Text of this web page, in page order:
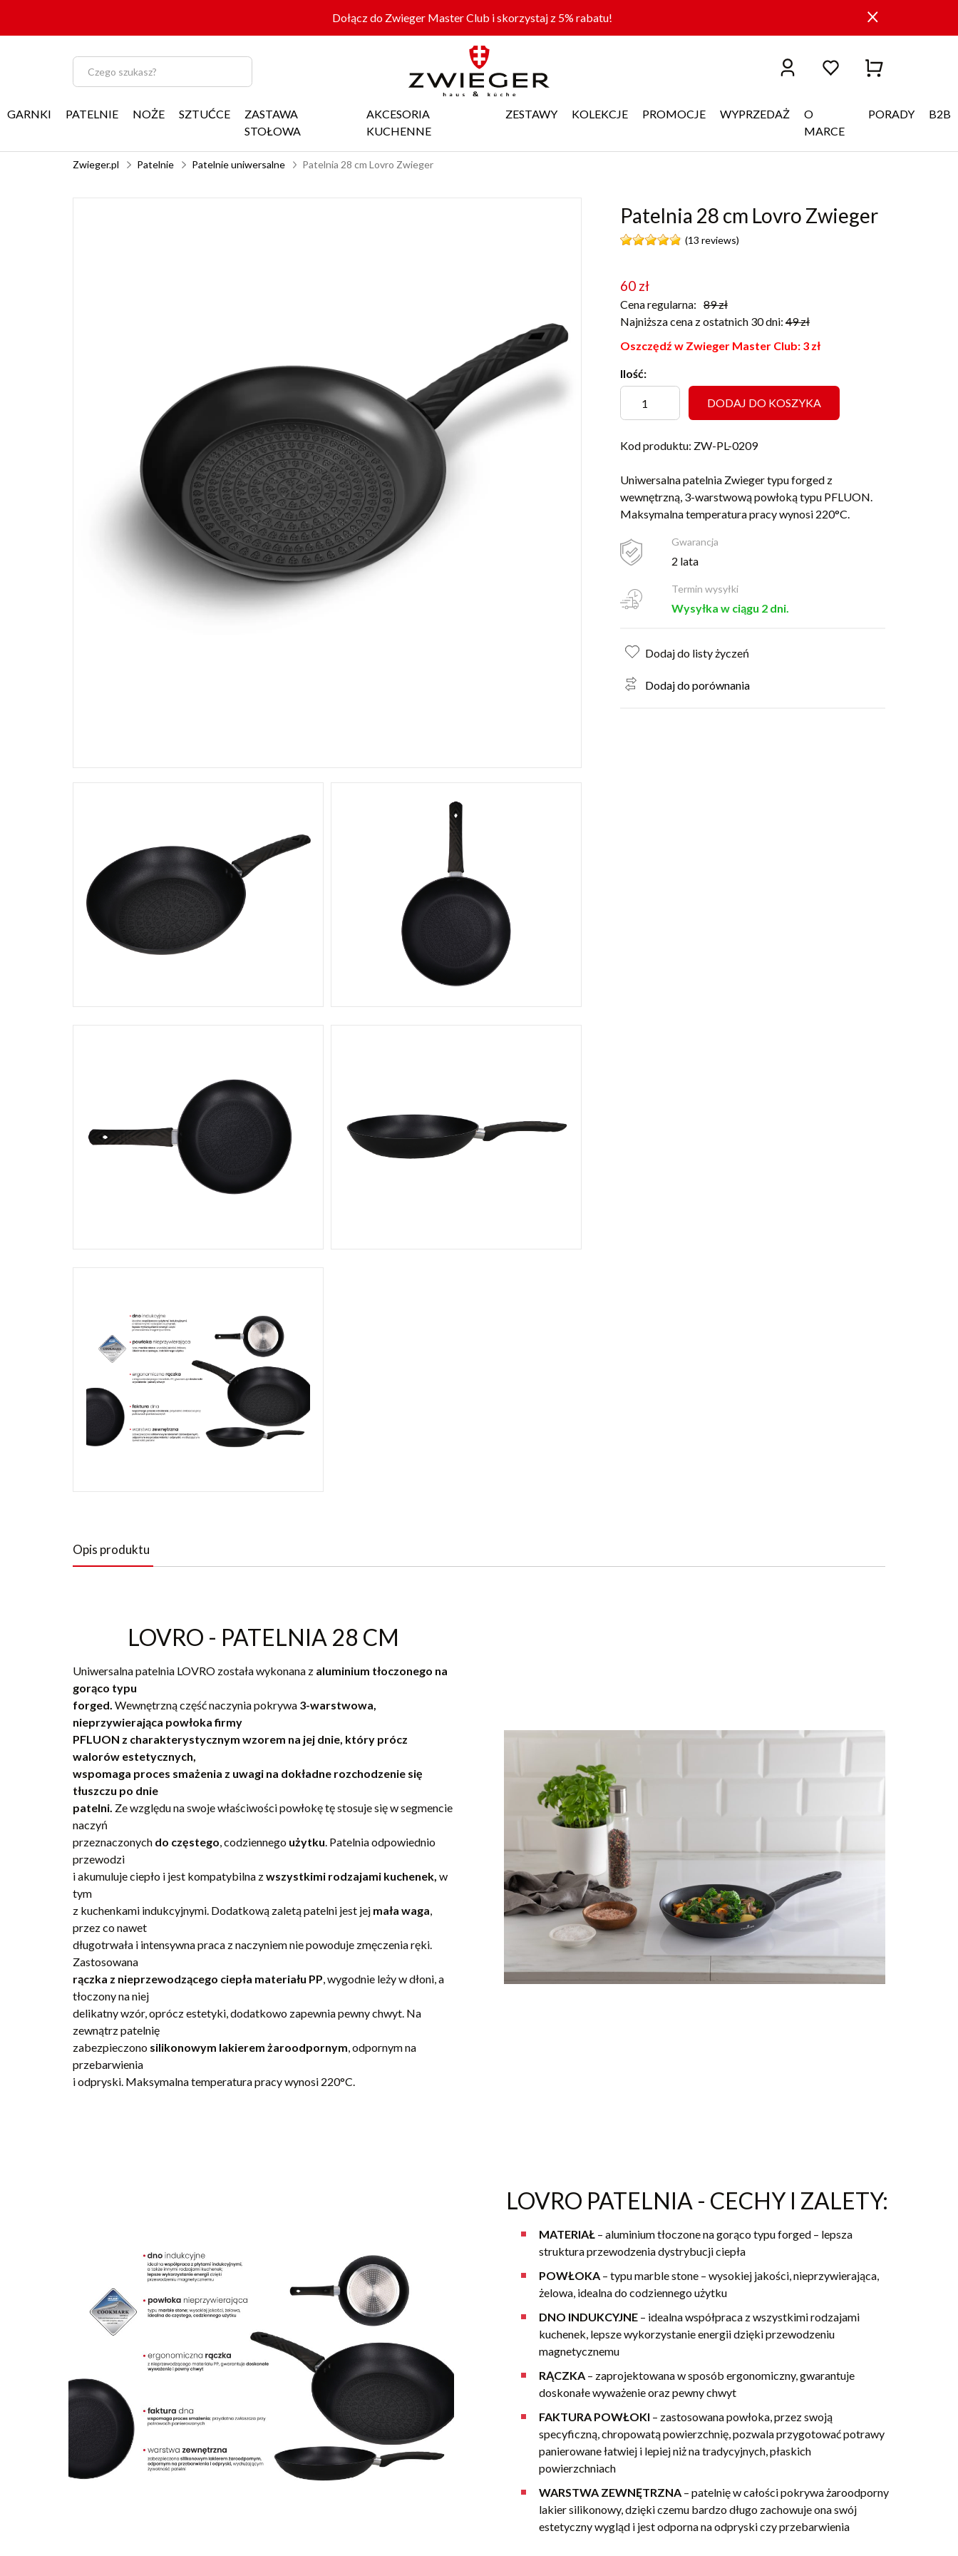
Dołącz do Zwieger Master Club i skorzystaj z 5% rabatu!
GARNKI PATELNIE NOŻE SZTUĆCE
ZASTAWA
STOŁOWA
AKCESORIA
KUCHENNE
ZESTAWY KOLEKCJE PROMOCJE WYPRZEDAŻ
O
MARCE
PORADY B2B
Zwieger.pl Patelnie Patelnie uniwersalne Patelnia 28 cm Lovro Zwieger
Patelnia 28 cm Lovro Zwieger
(13 reviews)
60 zł
Cena regularna: 89zł
Najniższa cena z ostatnich 30 dni: 49zł
Oszczędź w Zwieger Master Club: 3 zł
Ilość:
DODAJ DO KOSZYKA
Kod produktu: ZW-PL-0209
Uniwersalna patelnia Zwieger typu forged z
wewnętrzną, 3-warstwową powłoką typu PFLUON.
Maksymalna temperatura pracy wynosi 220°C.
Gwarancja
2 lata
Termin wysyłki
Wysyłka w ciągu 2 dni.
Dodaj do listy życzeń
Dodaj do porównania
Opis produktu
LOVRO - PATELNIA 28 CM
Uniwersalna patelnia LOVRO została wykonana z aluminium tłoczonego na
gorąco typu
forged. Wewnętrzną część naczynia pokrywa 3-warstwowa,
nieprzywierająca powłoka firmy
PFLUON z charakterystycznym wzorem na jej dnie, który prócz
walorów estetycznych,
wspomaga proces smażenia z uwagi na dokładne rozchodzenie się
tłuszczu po dnie
patelni. Ze względu na swoje właściwości powłokę tę stosuje się w segmencie
naczyń
przeznaczonych do częstego, codziennego użytku. Patelnia odpowiednio
przewodzi
i akumuluje ciepło i jest kompatybilna zwszystkimi rodzajami kuchenek, w
tym
z kuchenkami indukcyjnymi. Dodatkową zaletą patelni jest jej mała waga,
przez co nawet
długotrwała i intensywna praca z naczyniem nie powoduje zmęczenia ręki.
Zastosowana
rączka z nieprzewodzącego ciepła materiału PP, wygodnie leży w dłoni, a
tłoczony na niej
delikatny wzór, oprócz estetyki, dodatkowo zapewnia pewny chwyt. Na
zewnątrz patelnię
zabezpieczono silikonowym lakierem żaroodpornym, odpornym na
przebarwienia
i odpryski. Maksymalna temperatura pracy wynosi 220°C.
LOVRO PATELNIA - CECHY I ZALETY:
MATERIAŁ – aluminium tłoczone na gorąco typu forged – lepsza
struktura przewodzenia dystrybucji ciepła
POWŁOKA – typu marble stone – wysokiej jakości, nieprzywierająca,
żelowa, idealna do codziennego użytku
DNO INDUKCYJNE – idealna współpraca z wszystkimi rodzajami
kuchenek, lepsze wykorzystanie energii dzięki przewodzeniu
magnetycznemu
RĄCZKA – zaprojektowana w sposób ergonomiczny, gwarantuje
doskonałe wyważenie oraz pewny chwyt
FAKTURA POWŁOKI – zastosowana powłoka, przez swoją
specyficzną, chropowatą powierzchnię, pozwala przygotować potrawy
panierowane łatwiej i lepiej niż na tradycyjnych, płaskich
powierzchniach
WARSTWA ZEWNĘTRZNA – patelnię w całości pokrywa żaroodporny
lakier silikonowy, dzięki czemu bardzo długo zachowuje ona swój
estetyczny wygląd i jest odporna na odpryski czy przebarwienia